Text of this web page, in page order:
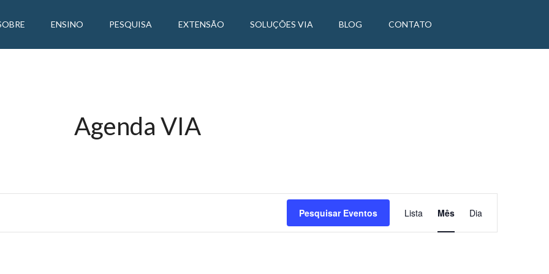
ENSINO PESQUISA EXTENSÃO SOLUÇÕES VIA BLOG CONTATO
Agenda VIA
Pesquisar Eventos
Views
Lista Mês Dia